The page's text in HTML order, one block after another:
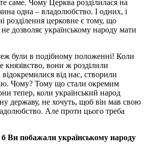
саме. Чому Церква розділилася на
одна – владолюбство. І одних, і
розділення церковне є тому, що
дозволяє українському народу мати
були в подібному положенні! Коли
князівство, вони ж розділили
від нас, створили
Чому? Тому що стали окремим
тепер, коли український народ
державу, не хочуть, щоб він мав свою
Але проти цього треба
Ви побажали українському народу